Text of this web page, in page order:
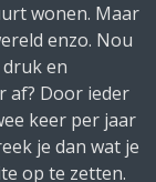
wonen. Maar
enzo. Nou
druk en
af? Door ieder
keer per jaar
je dan wat je
op te zetten.